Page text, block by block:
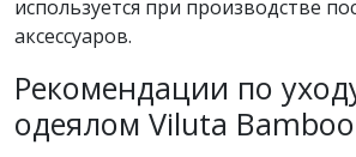
используется при производстве
аксессуаров.
Рекомендации по
одеялом Viluta Bamboo